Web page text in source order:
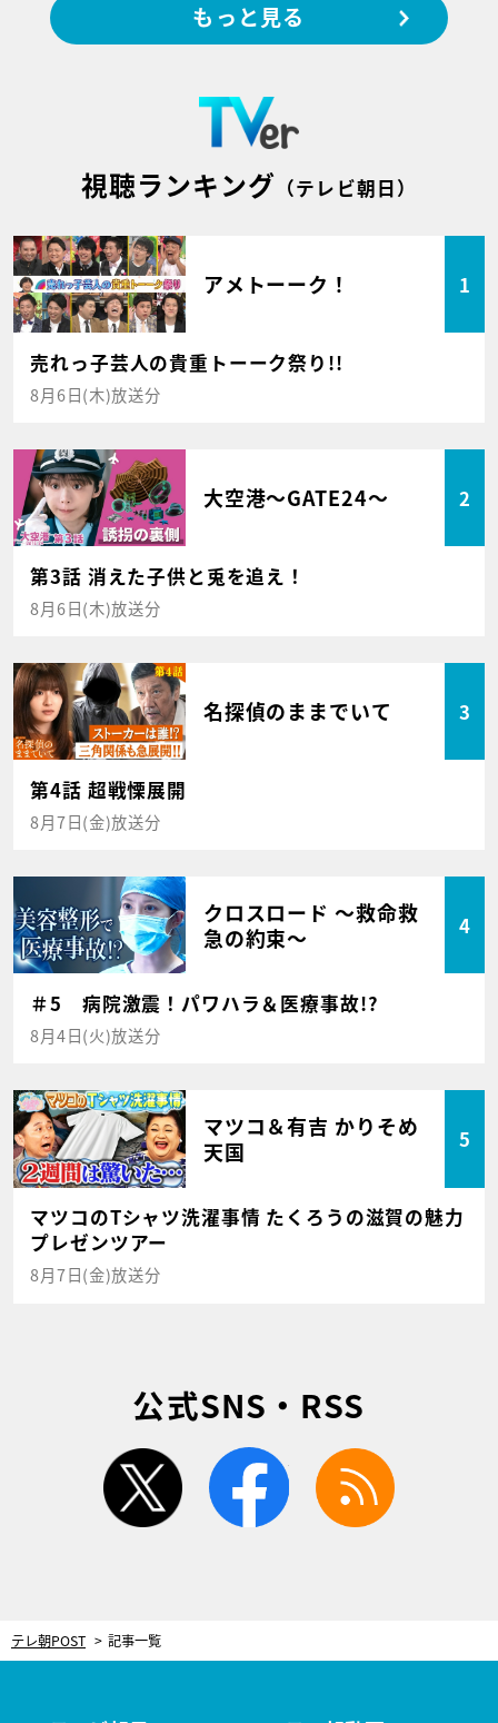
もっと見る
視聴ランキング （テレビ朝日）
アメトーーク！ 1
売れっ子芸人の貴重トーーク祭り!!
8月6日(木)放送分
大空港～GATE24～ 2
第3話 消えた子供と兎を追え！
8月6日(木)放送分
名探偵のままでいて 3
第4話 超戦慄展開
8月7日(金)放送分
クロスロード ～救命救
急の約束～
4
＃5 病院激震！パワハラ＆医療事故!?
8月4日(火)放送分
マツコ＆有吉 かりそめ
天国
5
マツコのTシャツ洗濯事情 たくろうの滋賀の魅力
プレゼンツアー
8月7日(金)放送分
公式SNS・RSS
twitter facebook
テレ朝POST 記事一覧